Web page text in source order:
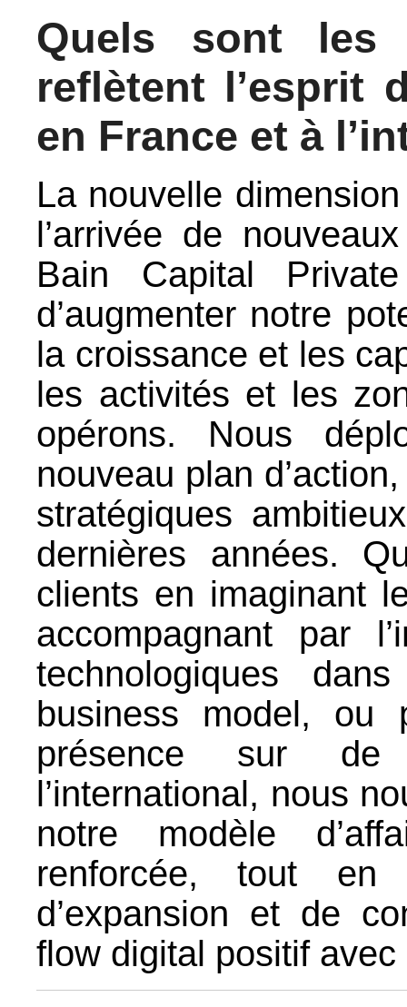
Quels sont
reflètent l’esprit
en France et à
La nouvelle
l’arrivée de
Bain Capital
d’augmenter notre
la croissance et les
les activités et les
opérons. Nous
nouveau plan
stratégiques
dernières années.
clients en imaginant
accompagnant par
technologiques
business model, ou
présence sur de
l’international, nous
notre modèle
renforcée, tout en
d’expansion et de
flow digital positif